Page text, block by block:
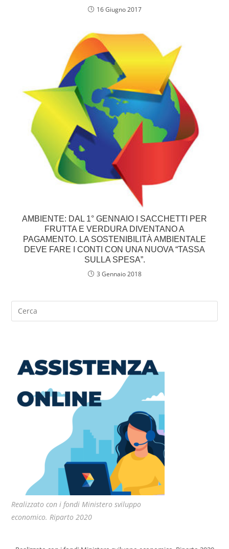
16 Giugno 2017
AMBIENTE: DAL 1° GENNAIO I SACCHETTI PER
FRUTTA E VERDURA DIVENTANO A
PAGAMENTO. LA SOSTENIBILITÀ AMBIENTALE
DEVE FARE I CONTI CON UNA NUOVA “TASSA
SULLA SPESA”.
3 Gennaio 2018
Realizzato con i fondi Ministero sviluppo
economico. Riparto 2020